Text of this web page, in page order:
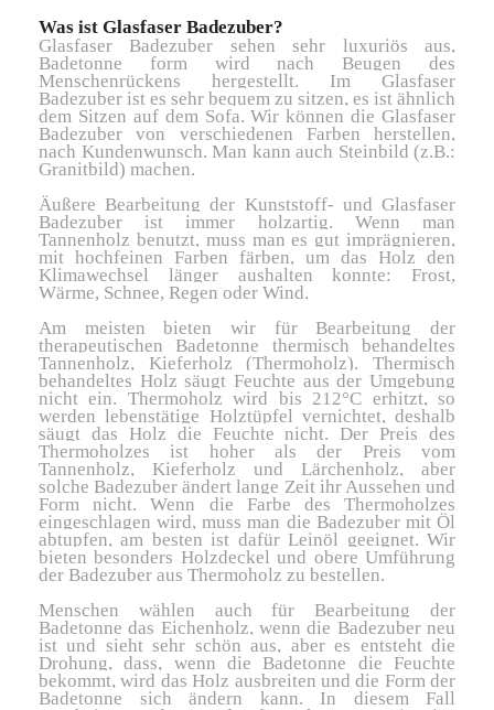
Was ist Glasfaser Badezuber?
Glasfaser Badezuber sehen sehr luxuriös aus,
Badetonne form wird nach Beugen des
Menschenrückens hergestellt. Im Glasfaser
Badezuber ist es sehr bequem zu sitzen, es ist ähnlich
dem Sitzen auf dem Sofa. Wir können die Glasfaser
Badezuber von verschiedenen Farben herstellen,
nach Kundenwunsch. Man kann auch Steinbild (z.B.:
Granitbild) machen.
Äußere Bearbeitung der Kunststoff- und Glasfaser
Badezuber ist immer holzartig. Wenn man
Tannenholz benutzt, muss man es gut imprägnieren,
mit hochfeinen Farben färben, um das Holz den
Klimawechsel länger aushalten konnte: Frost,
Wärme, Schnee, Regen oder Wind.
Am meisten bieten wir für Bearbeitung der
therapeutischen Badetonne thermisch behandeltes
Tannenholz, Kieferholz (Thermoholz). Thermisch
behandeltes Holz säugt Feuchte aus der Umgebung
nicht ein. Thermoholz wird bis 212°C erhitzt, so
werden lebenstätige Holztüpfel vernichtet, deshalb
säugt das Holz die Feuchte nicht. Der Preis des
Thermoholzes ist hoher als der Preis vom
Tannenholz, Kieferholz und Lärchenholz, aber
solche Badezuber ändert lange Zeit ihr Aussehen und
Form nicht. Wenn die Farbe des Thermoholzes
eingeschlagen wird, muss man die Badezuber mit Öl
abtupfen, am besten ist dafür Leinöl geeignet. Wir
bieten besonders Holzdeckel und obere Umführung
der Badezuber aus Thermoholz zu bestellen.
Menschen wählen auch für Bearbeitung der
Badetonne das Eichenholz, wenn die Badezuber neu
ist und sieht sehr schön aus, aber es entsteht die
Drohung, dass, wenn die Badetonne die Feuchte
bekommt, wird das Holz ausbreiten und die Form der
Badetonne sich ändern kann. In diesem Fall